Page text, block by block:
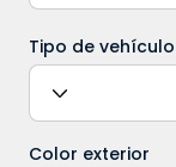
Tipo de vehículo
Color exterior